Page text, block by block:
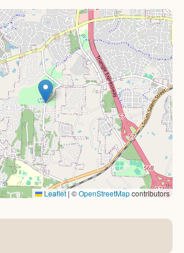
Leaflet | ©OpenStreetMapcontributors